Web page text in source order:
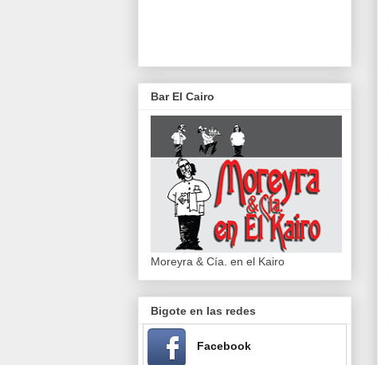
Bar El Cairo
Moreyra & Cía. en el Kairo
Bigote en las redes
Facebook